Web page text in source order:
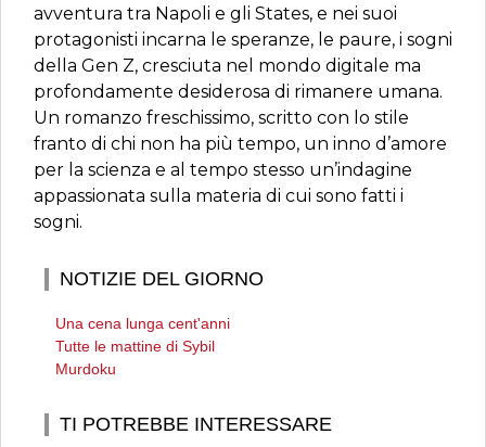
avventura tra Napoli e gli States, e nei suoi
protagonisti incarna le speranze, le paure, i sogni
della Gen Z, cresciuta nel mondo digitale ma
profondamente desiderosa di rimanere umana.
Un romanzo freschissimo, scritto con lo stile
franto di chi non ha più tempo, un inno d’amore
per la scienza e al tempo stesso un’indagine
appassionata sulla materia di cui sono fatti i
sogni.
NOTIZIE DEL GIORNO
Una cena lunga cent'anni
Tutte le mattine di Sybil
Murdoku
TI POTREBBE INTERESSARE